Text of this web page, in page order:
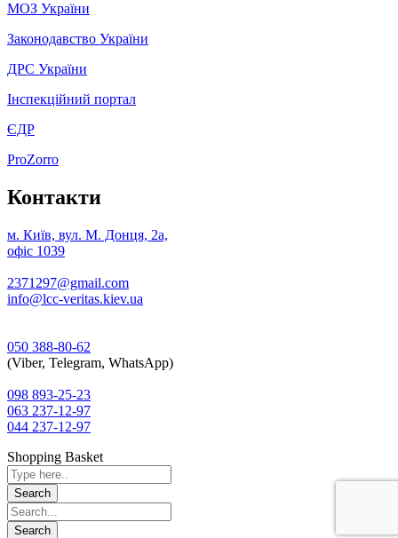
МОЗ України
Законодавство України
ДРС України
Інспекційний портал
ЄДР
ProZorro
Контакти
м. Київ, вул. М. Донця, 2а,
офіс 1039
2371297@gmail.com
info@lcc-veritas.kiev.ua
050 388-80-62
(Viber, Telegram, WhatsApp)
098 893-25-23
063 237-12-97
044 237-12-97
Shopping Basket